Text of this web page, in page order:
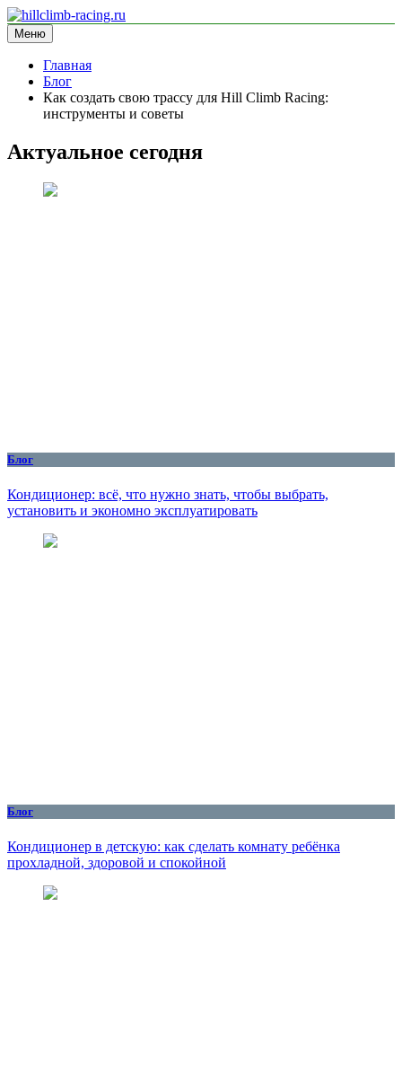
Перейти
к
содержимому
hillclimb-racing.ru
информационный сайт
Меню
Главная
Блог
Как создать свою трассу для Hill Climb Racing:
инструменты и советы
Актуальное сегодня
Блог
Кондиционер: всё, что нужно знать, чтобы выбрать,
установить и экономно эксплуатировать
Блог
Кондиционер в детскую: как сделать комнату ребёнка
прохладной, здоровой и спокойной